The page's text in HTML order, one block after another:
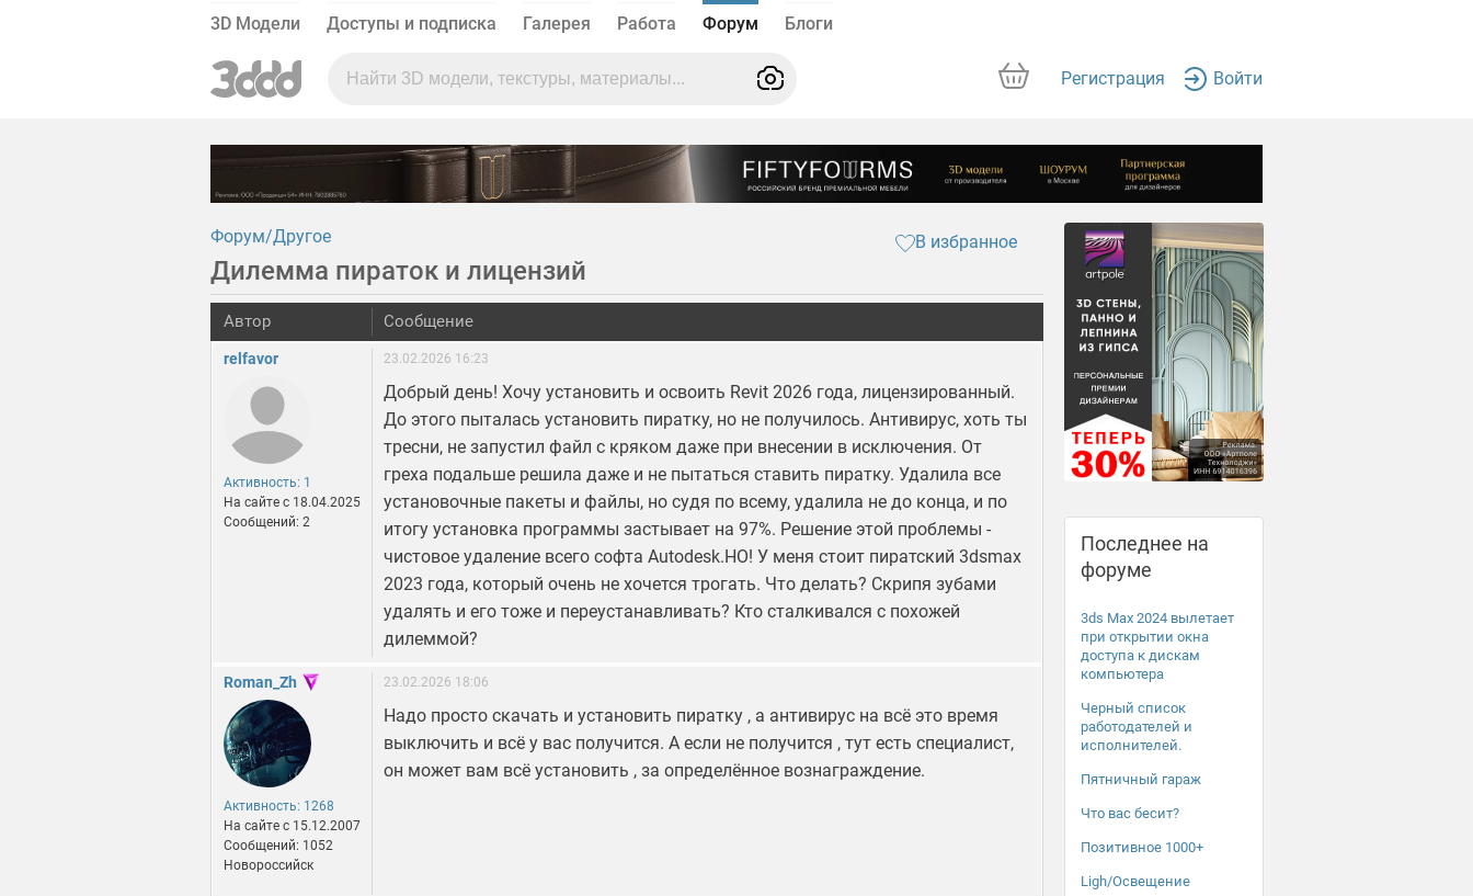
3D Модели Доступы и подписка Галерея Работа Форум Блоги
Регистрация Войти
Форум Другое В избранное
Дилемма пираток и лицензий
Автор Сообщение
relfavor
Активность: 1
На сайте c 18.04.2025
Сообщений: 2
23.02.2026 16:23
Добрый день! Хочу установить и освоить Revit 2026 года, лицензированный.
До этого пыталась установить пиратку, но не получилось. Антивирус, хоть ты
тресни, не запустил файл с кряком даже при внесении в исключения. От
греха подальше решила даже и не пытаться ставить пиратку. Удалила все
установочные пакеты и файлы, но судя по всему, удалила не до конца, и по
итогу установка программы застывает на 97%. Решение этой проблемы -
чистовое удаление всего софта Autodesk.НО! У меня стоит пиратский 3dsmax
2023 года, который очень не хочется трогать. Что делать? Скрипя зубами
удалять и его тоже и переустанавливать? Кто сталкивался с похожей
дилеммой?
Roman_Zh
Активность: 1268
На сайте c 15.12.2007
Сообщений: 1052
Новороссийск
23.02.2026 18:06
Надо просто скачать и установить пиратку , а антивирус на всё это время
выключить и всё у вас получится. А если не получится , тут есть специалист,
он может вам всё установить , за определённое вознаграждение.
Последнее на
форуме
3ds Max 2024 вылетает
при открытии окна
доступа к дискам
компьютера
Черный список
работодателей и
исполнителей.
Пятничный гараж
Что вас бесит?
Позитивное 1000+
Ligh/Освещение